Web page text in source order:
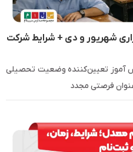
آموز تعیین‌کننده وضعیت تحصیلی
فرصتی مجدد